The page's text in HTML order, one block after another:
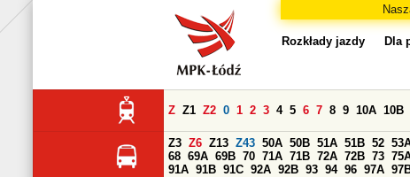
Rozkłady jazdy Dla
Z Z1 Z2 0 1 2 3 4 5 6 7 8 9 10A 10B
Z3 Z6 Z13 Z43 50A 50B 51A 51B 52
68 69A 69B 70 71A 71B 72A 72B 73
91A 91B 91C 92A 92B 93 94 96 97A